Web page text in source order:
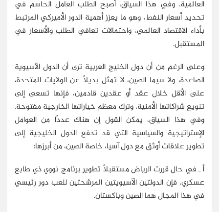
العالمية. وفي هذا السياق، أصبح الطلب العامل الحاسم في
تحديد أسعار النفط، وهو ما يعزز أهمية الدور الأميركي المرتبط
بأداء الاقتصاد العالمي، واحتمالات تعافي الطلب والأسعار في
المستقبل.
وعلى الرغم من أن دول الخليج العربية ترى أن الدول الآسيوية
الصاعدة، ولا سيما الصين، لا تمثل بديلًا عن الولايات المتحدة،
على الأقل خلال عقد أو عقدين قادمين، فإنها تسعى إلى
تنويع شراكاتها الأمنية، وترك معظم خياراتها الخارجية مفتوحة.
وفي هذا السياق، يمكن القول إن هناك عددًا من العوامل
الإستراتيجية والسياسية التي قد تدفع الدول الخليجية إلى
تطوير علاقات أوثق مع دول آسيا، خاصة الصين، من أبرزها:
أ ـ في حال قررت الرياض مستقبلًا تطوير برنامج نووي ذي طابع
عسكري، فإن الدولتين الآسيويتين المرشحتين للعب دور رئيسي
في هذا المجال هما الصين وباكستان.